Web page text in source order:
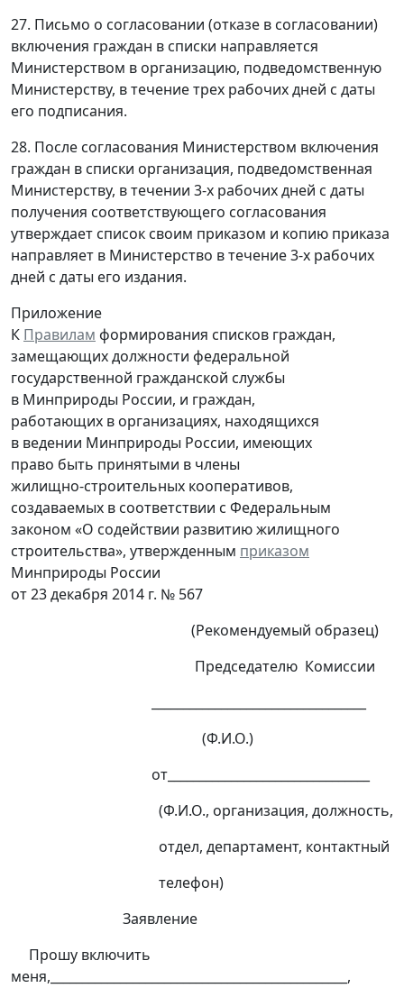
27. Письмо о согласовании (отказе в согласовании)
включения граждан в списки направляется
Министерством в организацию, подведомственную
Министерству, в течение трех рабочих дней с даты
его подписания.
28. После согласования Министерством включения
граждан в списки организация, подведомственная
Министерству, в течении 3-х рабочих дней с даты
получения соответствующего согласования
утверждает список своим приказом и копию приказа
направляет в Министерство в течение 3-х рабочих
дней с даты его издания.
Приложение
К Правилам формирования списков граждан,
замещающих должности федеральной
государственной гражданской службы
в Минприроды России, и граждан,
работающих в организациях, находящихся
в ведении Минприроды России, имеющих
право быть принятыми в члены
жилищно-строительных кооперативов,
создаваемых в соответствии с Федеральным
законом «О содействии развитию жилищного
строительства», утвержденным приказом
Минприроды России
от 23 декабря 2014 г. № 567
(Рекомендуемый образец)
Председателю Комиссии
(Ф.И.О.)
от________________________________
(Ф.И.О., организация, должность,
отдел, департамент, контактный
телефон)
Заявление
Прошу включить
меня,_______________________________________________,